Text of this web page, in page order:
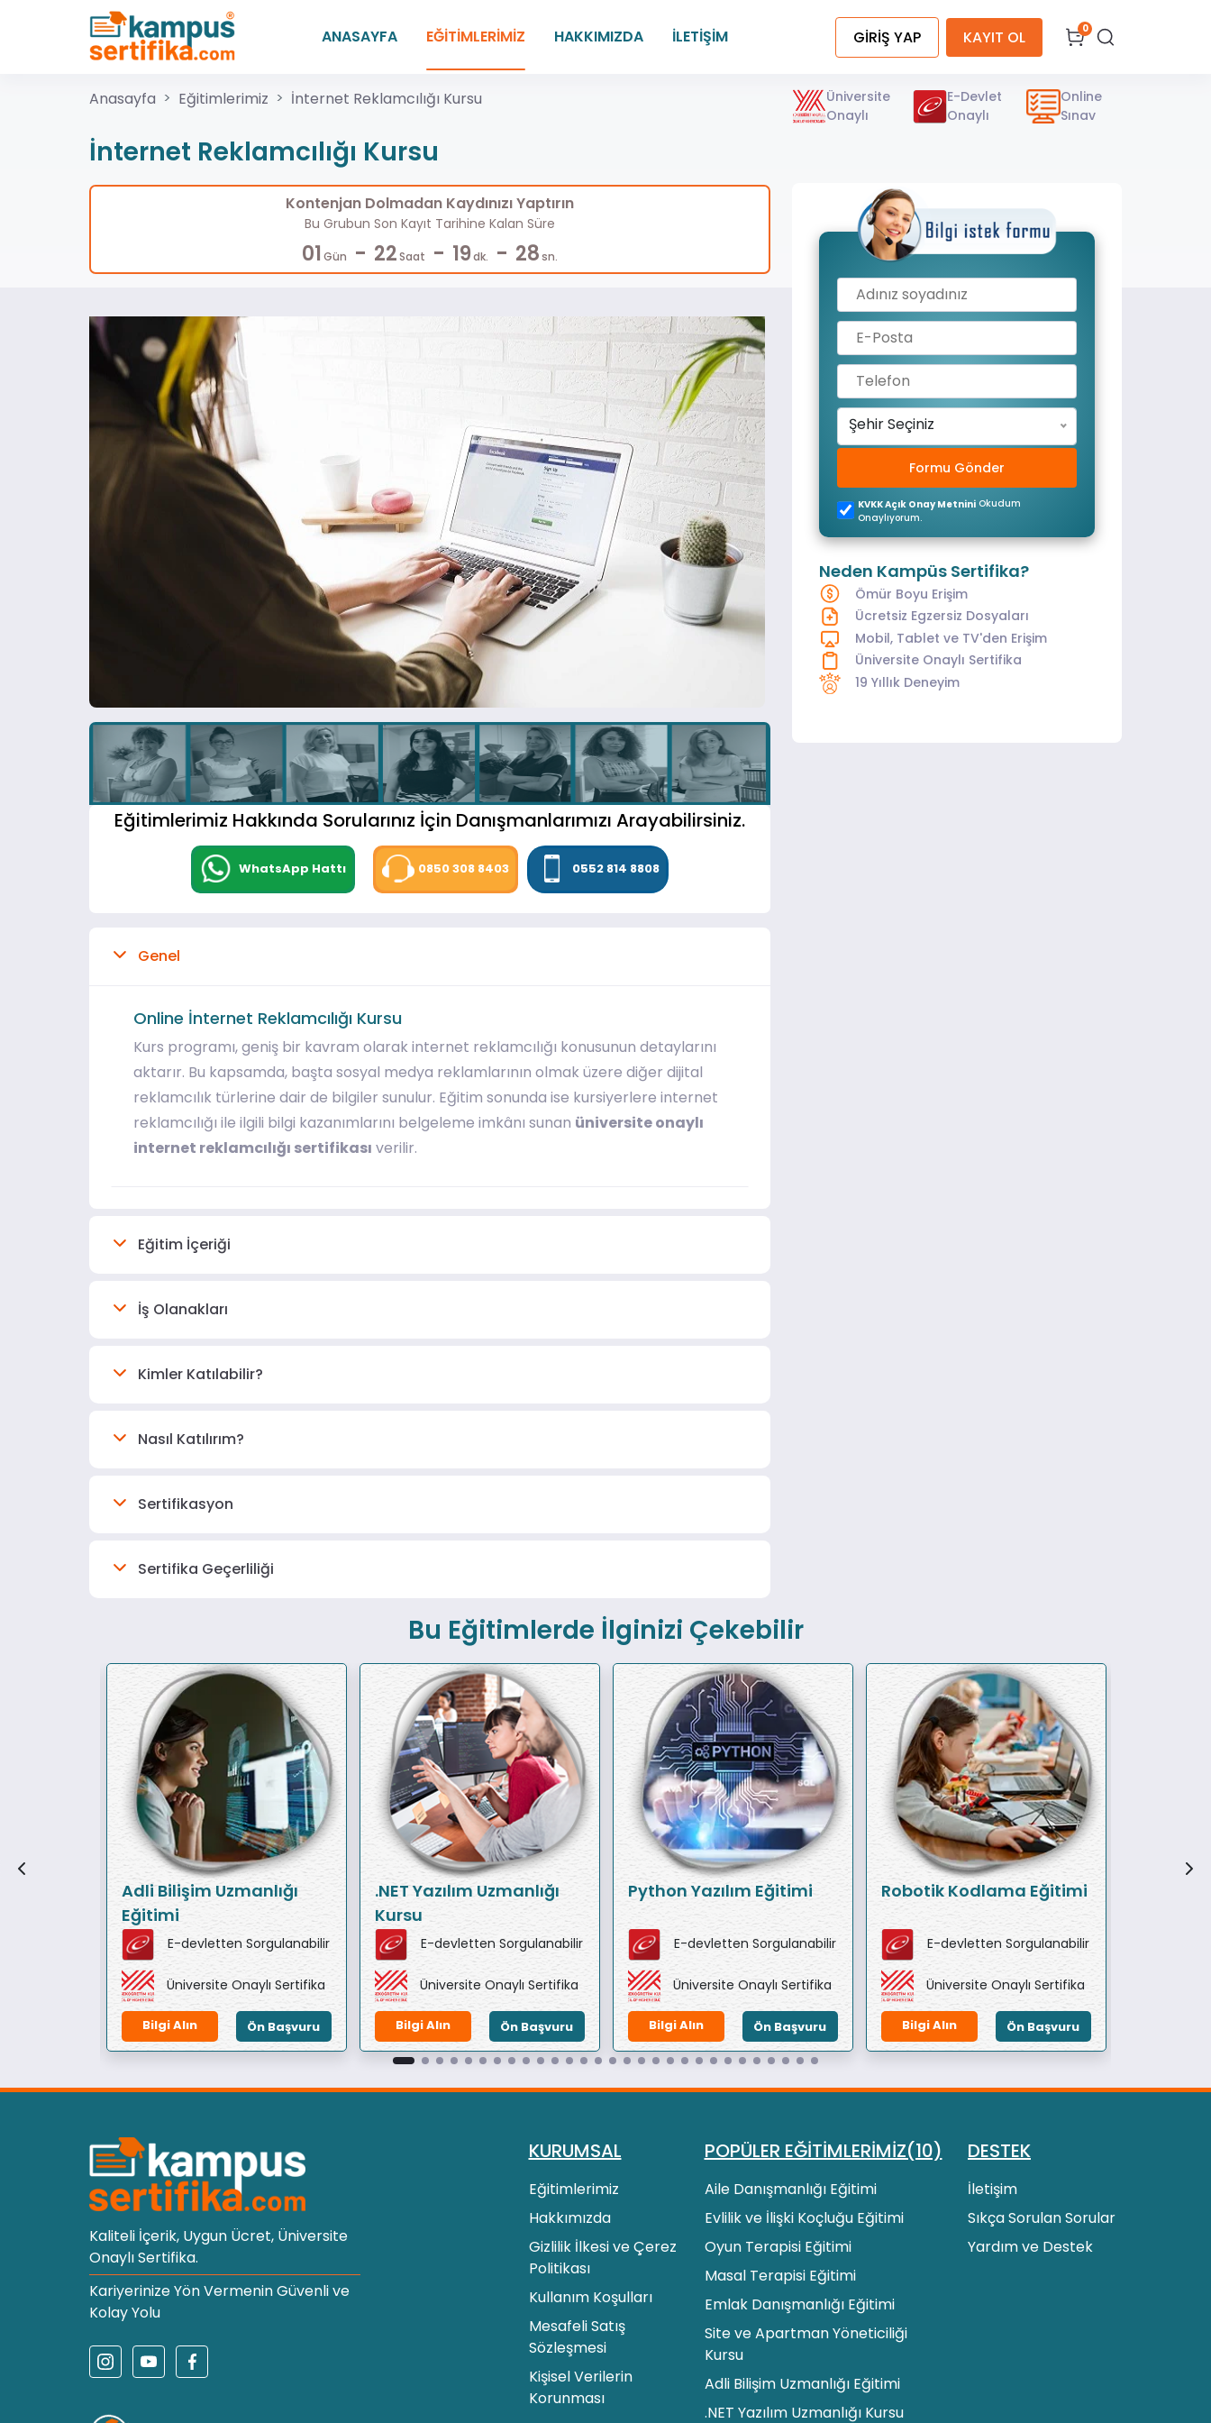
ANASAYFA EĞİTİMLERİMİZ HAKKIMIZDA İLETİŞİM GİRİŞ YAP KAYIT OL 0
Anasayfa Eğitimlerimiz İnternet Reklamcılığı Kursu
Üniversite
Onaylı
E-Devlet
Onaylı
Online
Sınav
İnternet Reklamcılığı Kursu
Kontenjan Dolmadan Kaydınızı Yaptırın
Bu Grubun Son Kayıt Tarihine Kalan Süre
01 Gün - 22 Saat - 19 dk. - 27sn.
Eğitimlerimiz Hakkında Sorularınız İçin Danışmanlarımızı Arayabilirsiniz.
WhatsApp Hattı 0850 308 8403 0552 814 8808
Genel
Online İnternet Reklamcılığı Kursu
Kurs programı, geniş bir kavram olarak internet reklamcılığı konusunun detaylarını
aktarır. Bu kapsamda, başta sosyal medya reklamlarının olmak üzere diğer dijital
reklamcılık türlerine dair de bilgiler sunulur. Eğitim sonunda ise kursiyerlere internet
reklamcılığı ile ilgili bilgi kazanımlarını belgeleme imkânı sunan üniversite onaylı
internet reklamcılığı sertifikası verilir.
Eğitim İçeriği
İş Olanakları
Kimler Katılabilir?
Nasıl Katılırım?
Sertifikasyon
Sertifika Geçerliliği
Şehir Seçiniz
Formu Gönder
KVKK Açık Onay Metnini Okudum
Onaylıyorum.
Neden Kampüs Sertifika?
Ömür Boyu Erişim
Ücretsiz Egzersiz Dosyaları
Mobil, Tablet ve TV'den Erişim
Üniversite Onaylı Sertifika
19 Yıllık Deneyim
Bu Eğitimlerde İlginizi Çekebilir
Adli Bilişim Uzmanlığı
Eğitimi
E-devletten Sorgulanabilir
Üniversite Onaylı Sertifika
Bilgi Alın Ön Başvuru
.NET Yazılım Uzmanlığı
Kursu
E-devletten Sorgulanabilir
Üniversite Onaylı Sertifika
Bilgi Alın Ön Başvuru
Python Yazılım Eğitimi
E-devletten Sorgulanabilir
Üniversite Onaylı Sertifika
Bilgi Alın Ön Başvuru
Robotik Kodlama Eğitimi
E-devletten Sorgulanabilir
Üniversite Onaylı Sertifika
Bilgi Alın Ön Başvuru
Kaliteli İçerik, Uygun Ücret, Üniversite
Onaylı Sertifika.
Kariyerinize Yön Vermenin Güvenli ve
Kolay Yolu
KURUMSAL
Eğitimlerimiz
Hakkımızda
Gizlilik İlkesi ve Çerez
Politikası
Kullanım Koşulları
Mesafeli Satış
Sözleşmesi
Kişisel Verilerin
Korunması
POPÜLER EĞİTİMLERİMİZ(10)
Aile Danışmanlığı Eğitimi
Evlilik ve İlişki Koçluğu Eğitimi
Oyun Terapisi Eğitimi
Masal Terapisi Eğitimi
Emlak Danışmanlığı Eğitimi
Site ve Apartman Yöneticiliği
Kursu
Adli Bilişim Uzmanlığı Eğitimi
.NET Yazılım Uzmanlığı Kursu
DESTEK
İletişim
Sıkça Sorulan Sorular
Yardım ve Destek